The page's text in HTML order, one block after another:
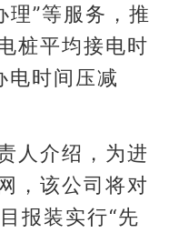
理”等服务，推
桩平均接电时
电时间压减
人介绍，为进
，该公司将对
报装实行“先